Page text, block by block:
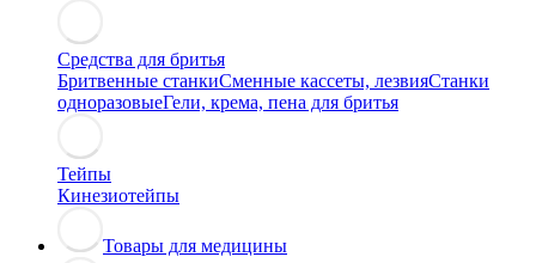
Средства для бритья
Бритвенные станкиСменные кассеты, лезвияСтанки
одноразовыеГели, крема, пена для бритья
Тейпы
Кинезиотейпы
Товары для медицины